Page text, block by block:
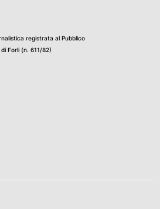
registrata al Pubblico
Forli (n. 611/82)